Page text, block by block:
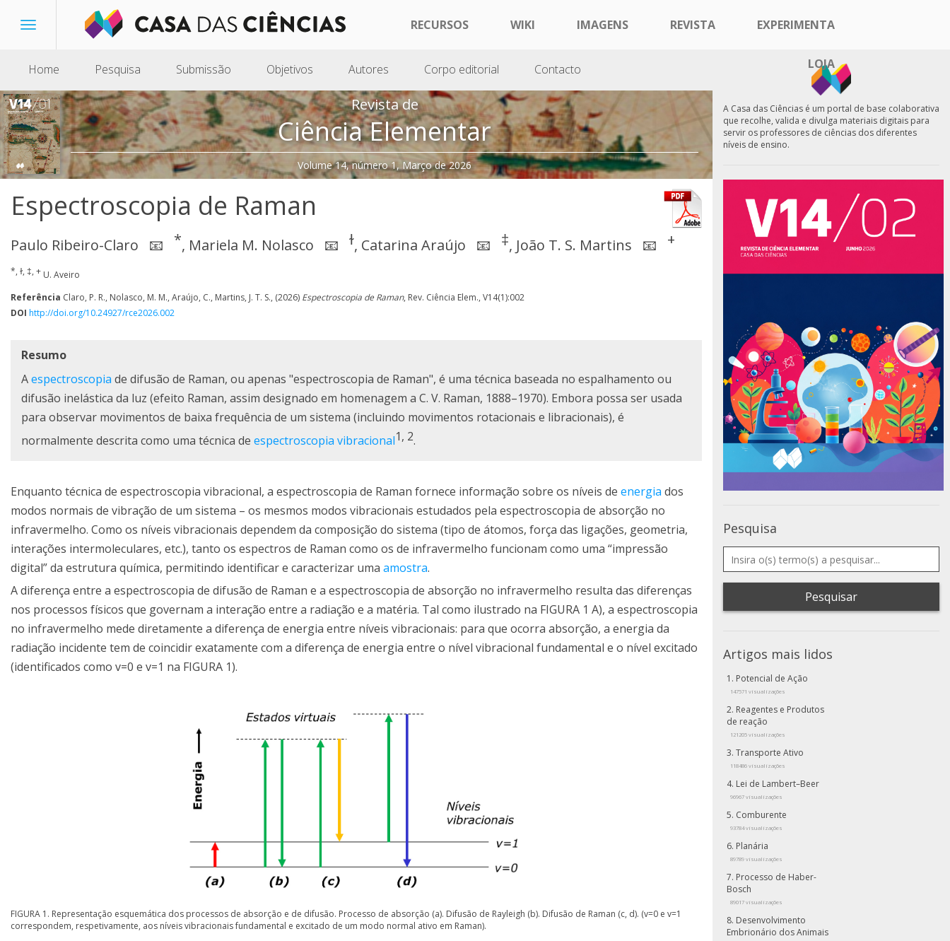
Toggle
RECURSOS WIKI IMAGENS REVISTA EXPERIMENTA
LOJA
Home Pesquisa Submissão Objetivos Autores Corpo editorial Contacto
Revista de
Ciência Elementar
Volume 14, número 1, Março de 2026
Espectroscopia de Raman
Paulo Ribeiro-Claro 📧 *, Mariela M. Nolasco 📧 ɫ, Catarina Araújo 📧 ‡, João T. S. Martins 📧 +
*, ɫ, ‡, + U. Aveiro
Referência Claro, P. R., Nolasco, M. M., Araújo, C., Martins, J. T. S., (2026) Espectroscopia de Raman, Rev. Ciência Elem., V14(1):002
DOI http://doi.org/10.24927/rce2026.002
Resumo
Aespectroscopia de difusão de Raman, ou apenas "espectroscopia de Raman", é uma técnica baseada no espalhamento ou
difusão inelástica da luz (efeito Raman, assim designado em homenagem a C. V. Raman, 1888–1970). Embora possa ser usada
para observar movimentos de baixa frequência de um sistema (incluindo movimentos rotacionais e libracionais), é
normalmente descrita como uma técnica de espectroscopia vibracional1, 2.
Enquanto técnica de espectroscopia vibracional, a espectroscopia de Raman fornece informação sobre os níveis de energia dos
modos normais de vibração de um sistema – os mesmos modos vibracionais estudados pela espectroscopia de absorção no
infravermelho. Como os níveis vibracionais dependem da composição do sistema (tipo de átomos, força das ligações, geometria,
interações intermoleculares, etc.), tanto os espectros de Raman como os de infravermelho funcionam como uma “impressão
digital” da estrutura química, permitindo identificar e caracterizar uma amostra.
A diferença entre a espectroscopia de difusão de Raman e a espectroscopia de absorção no infravermelho resulta das diferenças
nos processos físicos que governam a interação entre a radiação e a matéria. Tal como ilustrado na FIGURA 1 A), a espectroscopia
no infravermelho mede diretamente a diferença de energia entre níveis vibracionais: para que ocorra absorção, a energia da
radiação incidente tem de coincidir exatamente com a diferença de energia entre o nível vibracional fundamental e o nível excitado
(identificados como v=0 e v=1 na FIGURA 1).
FIGURA 1. Representação esquemática dos processos de absorção e de difusão. Processo de absorção (a). Difusão de Rayleigh (b). Difusão de Raman (c, d). (v=0 e v=1
correspondem, respetivamente, aos níveis vibracionais fundamental e excitado de um modo normal ativo em Raman).
A Casa das Ciências é um portal de base colaborativa
que recolhe, valida e divulga materiais digitais para
servir os professores de ciências dos diferentes
níveis de ensino.
Pesquisa
Pesquisar
Artigos mais lidos
Potencial de Ação
147571 visualizações
Reagentes e Produtos
de reação
121205 visualizações
Transporte Ativo
118486 visualizações
Lei de Lambert–Beer
96967 visualizações
Comburente
93784 visualizações
Planária
89789 visualizações
Processo de Haber-
Bosch
89017 visualizações
Desenvolvimento
Embrionário dos Animais